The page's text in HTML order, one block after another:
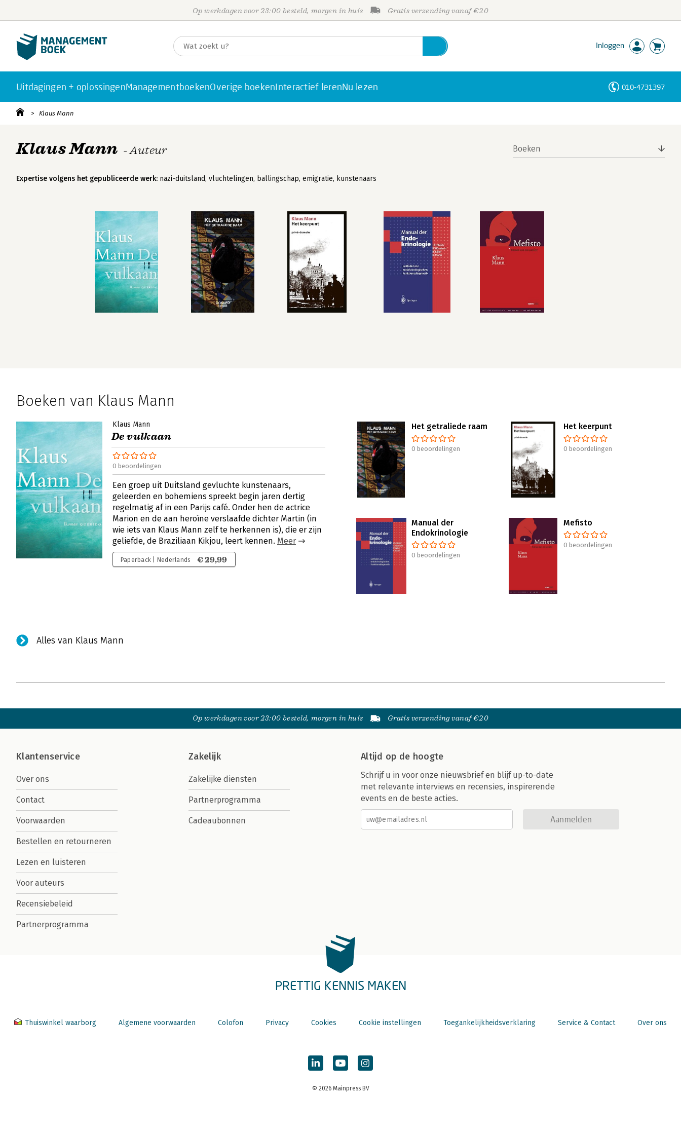
Op werkdagen voor 23:00 besteld, morgen in huis Gratis verzending vanaf €20
Inloggen
Uitdagingen + oplossingenManagementboekenOverige boekenInteractief lerenNu lezen 010-4731397
Klaus Mann
Klaus Mann - Auteur
Expertise volgens het gepubliceerde werk: nazi-duitsland, vluchtelingen, ballingschap, emigratie, kunstenaars
Boeken
Boeken van Klaus Mann
Klaus Mann
De vulkaan
0 beoordelingen
Een groep uit Duitsland gevluchte kunstenaars,
geleerden en bohemiens spreekt begin jaren dertig
regelmatig af in een Parijs café. Onder hen de actrice
Marion en de aan heroïne verslaafde dichter Martin (in
wie iets van Klaus Mann zelf te herkennen is), die er zijn
geliefde, de Braziliaan Kikjou, leert kennen. Meer
Paperback | Nederlands € 29,99
Het getraliede raam
0 beoordelingen
Het keerpunt
0 beoordelingen
Manual der
Endokrinologie
0 beoordelingen
Mefisto
0 beoordelingen
Alles van Klaus Mann
Op werkdagen voor 23:00 besteld, morgen in huis Gratis verzending vanaf €20
Klantenservice
Over ons
Contact
Voorwaarden
Bestellen en retourneren
Lezen en luisteren
Voor auteurs
Recensiebeleid
Partnerprogramma
Zakelijk
Zakelijke diensten
Partnerprogramma
Cadeaubonnen
Altijd op de hoogte
Schrijf u in voor onze nieuwsbrief en blijf up-to-date
met relevante interviews en recensies, inspirerende
events en de beste acties.
Aanmelden
PRETTIG KENNIS MAKEN
Thuiswinkel waarborg Algemene voorwaarden Colofon Privacy Cookies Cookie instellingen Toegankelijkheidsverklaring Service & Contact Over ons
© 2026 Mainpress BV
Personen